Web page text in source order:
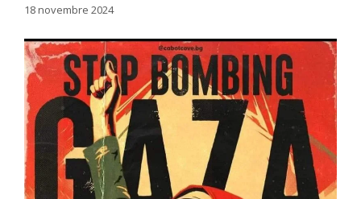
18 novembre 2024